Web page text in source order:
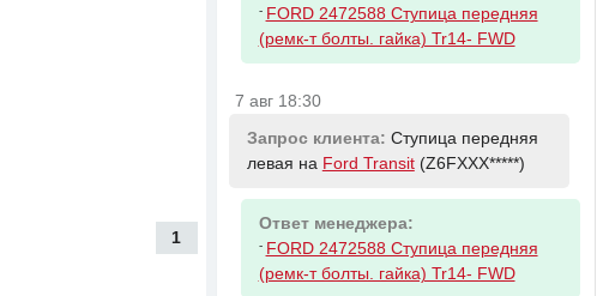
1
- FORD 2472588 Ступица передняя
(ремк-т болты. гайка) Tr14- FWD
7 авг 18:30
Запрос клиента: Ступица передняя
левая на Ford Transit(Z6FXXX*****)
Ответ менеджера:
- FORD 2472588 Ступица передняя
(ремк-т болты. гайка) Tr14- FWD